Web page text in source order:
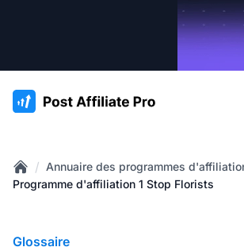
:site.title
Home
/ Annuaire des programmes
Programme d'affiliation 1 Stop Florists
Glossaire